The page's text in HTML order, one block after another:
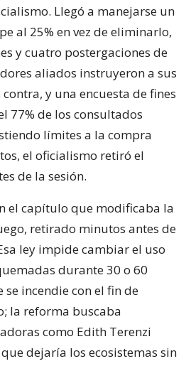
Llegó a manejarse un
al 25% en vez de eliminarlo,
y cuatro postergaciones de
aliados instruyeron a sus
y una encuesta de fines
77% de los consultados
límites a la compra
el oficialismo retiró el
de la sesión.
el capítulo que modificaba la
retirado minutos antes de
ley impide cambiar el uso
durante 30 o 60
incendie con el fin de
la reforma buscaba
como Edith Terenzi
dejaría los ecosistemas sin